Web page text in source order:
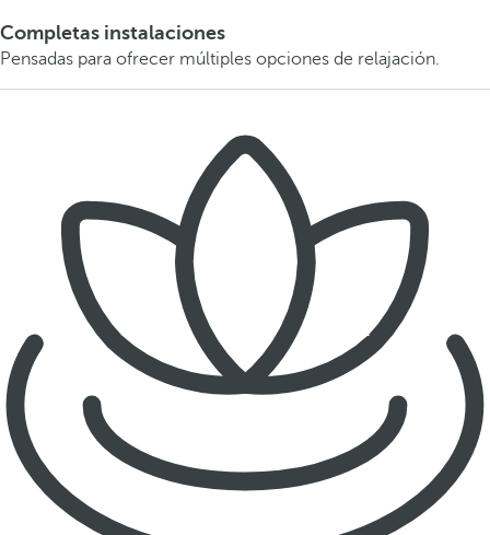
Completas instalaciones
Pensadas para ofrecer múltiples opciones de relajación.